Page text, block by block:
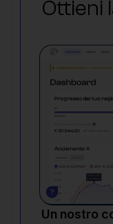
Ottieni
Un nostro